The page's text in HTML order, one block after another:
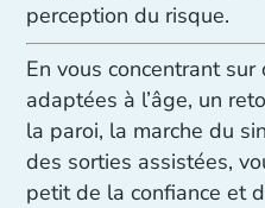
perception du risque.
En vous concentrant
adaptées à l’âge, un
la paroi, la marche du
des sorties assistées,
petit de la confiance et